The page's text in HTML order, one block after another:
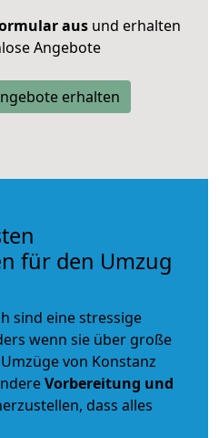
ausund erhalten
Angebote
erhalten
für den Umzug
sind eine stressige
wenn sie über große
von Konstanz
Vorbereitung und
dass alles